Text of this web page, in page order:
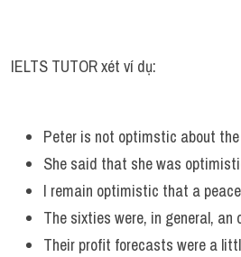
IELTS TUTOR xét ví dụ:
Peter is not optimstic about
She said that she was
I remain optimistic that a
The sixties were, in general,
Their profit forecasts were a